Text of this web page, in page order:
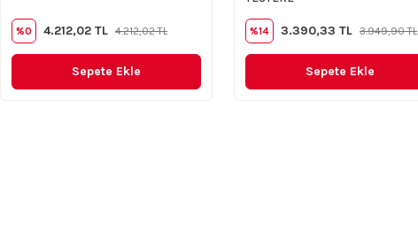
%0 4.212,02 TL 4.212,02 TL
Sepete Ekle
%14 3.390,33 TL 3.949,90 TL
Sepete Ekle